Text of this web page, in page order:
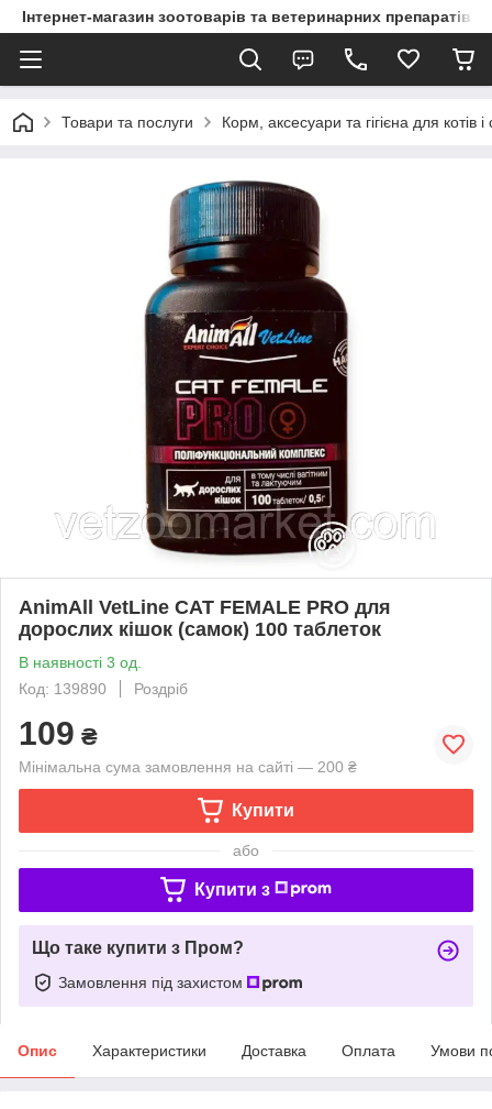
Інтернет-магазин зоотоварів та ветеринарних препаратів
Товари та послуги Корм, аксесуари та гігієна для котів і
AnimAll VetLine CAT FEMALE PRO для
дорослих кішок (самок) 100 таблеток
В наявності 3 од.
Код: 139890
Роздріб
109 ₴
Мінімальна сума замовлення на сайті — 200 ₴
Купити
або
Купити з
Що таке купити з Пром?
Замовлення під захистом
Опис Характеристики Доставка Оплата Умови